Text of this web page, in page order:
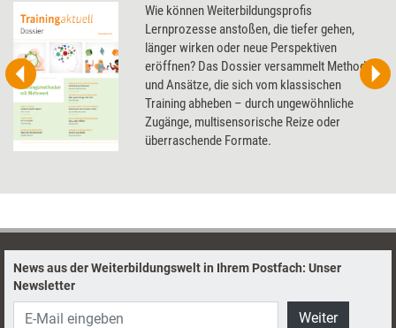
Wie können Weiterbildungsprofis
Lernprozesse anstoßen, die tiefer gehen,
länger wirken oder neue Perspektiven
eröffnen? Das Dossier versammelt Methoden
und Ansätze, die sich vom klassischen
Training abheben – durch ungewöhnliche
Zugänge, multisensorische Reize oder
überraschende Formate.
News aus der Weiterbildungswelt in Ihrem Postfach: Unser
Newsletter
Weiter